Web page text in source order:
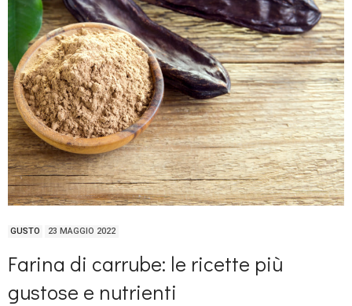
GUSTO 23 MAGGIO 2022
Farina di carrube: le ricette più
gustose e nutrienti